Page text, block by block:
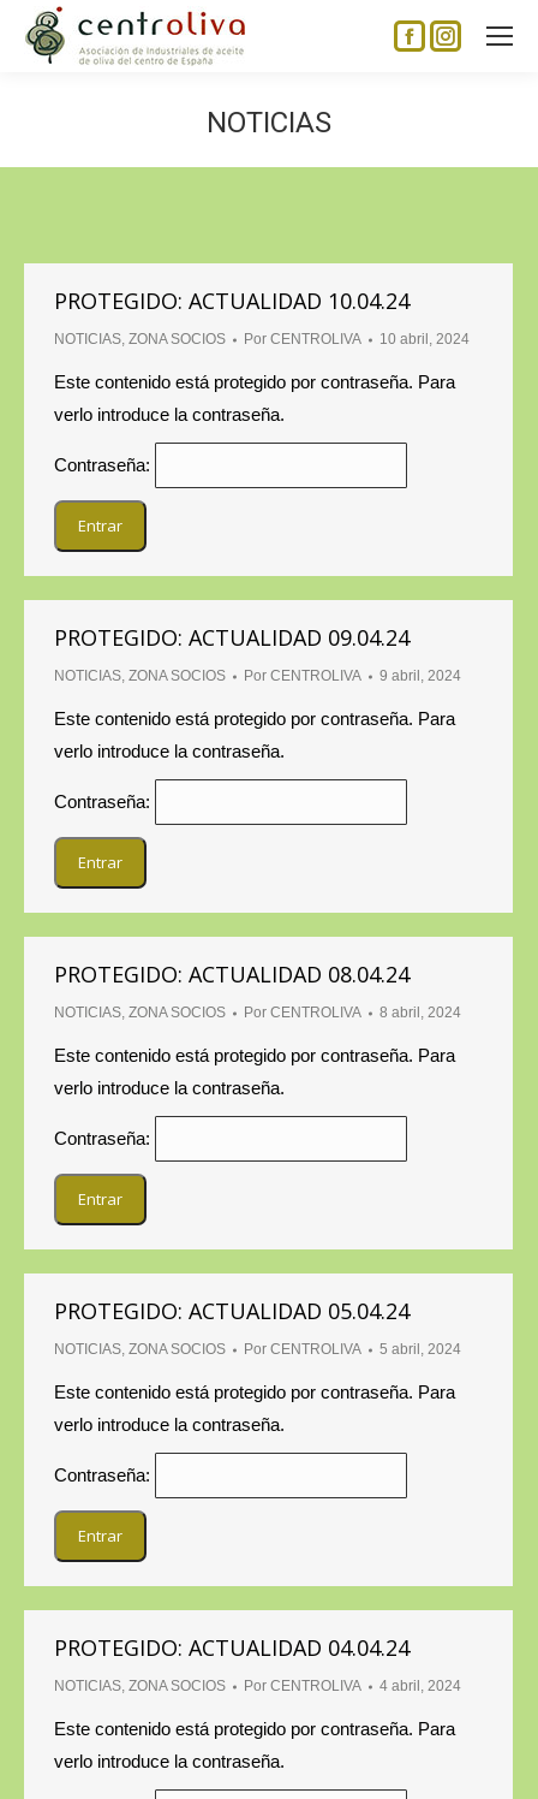
Facebook
Instagram
NOTICIAS
PROTEGIDO: ACTUALIDAD 10.04.24
NOTICIAS, ZONA SOCIOS Por CENTROLIVA 10 abril, 2024
Este contenido está protegido por contraseña. Para
verlo introduce la contraseña.
Contraseña:
PROTEGIDO: ACTUALIDAD 09.04.24
NOTICIAS, ZONA SOCIOS Por CENTROLIVA 9 abril, 2024
Este contenido está protegido por contraseña. Para
verlo introduce la contraseña.
Contraseña:
PROTEGIDO: ACTUALIDAD 08.04.24
NOTICIAS, ZONA SOCIOS Por CENTROLIVA 8 abril, 2024
Este contenido está protegido por contraseña. Para
verlo introduce la contraseña.
Contraseña:
PROTEGIDO: ACTUALIDAD 05.04.24
NOTICIAS, ZONA SOCIOS Por CENTROLIVA 5 abril, 2024
Este contenido está protegido por contraseña. Para
verlo introduce la contraseña.
Contraseña:
PROTEGIDO: ACTUALIDAD 04.04.24
NOTICIAS, ZONA SOCIOS Por CENTROLIVA 4 abril, 2024
Este contenido está protegido por contraseña. Para
verlo introduce la contraseña.